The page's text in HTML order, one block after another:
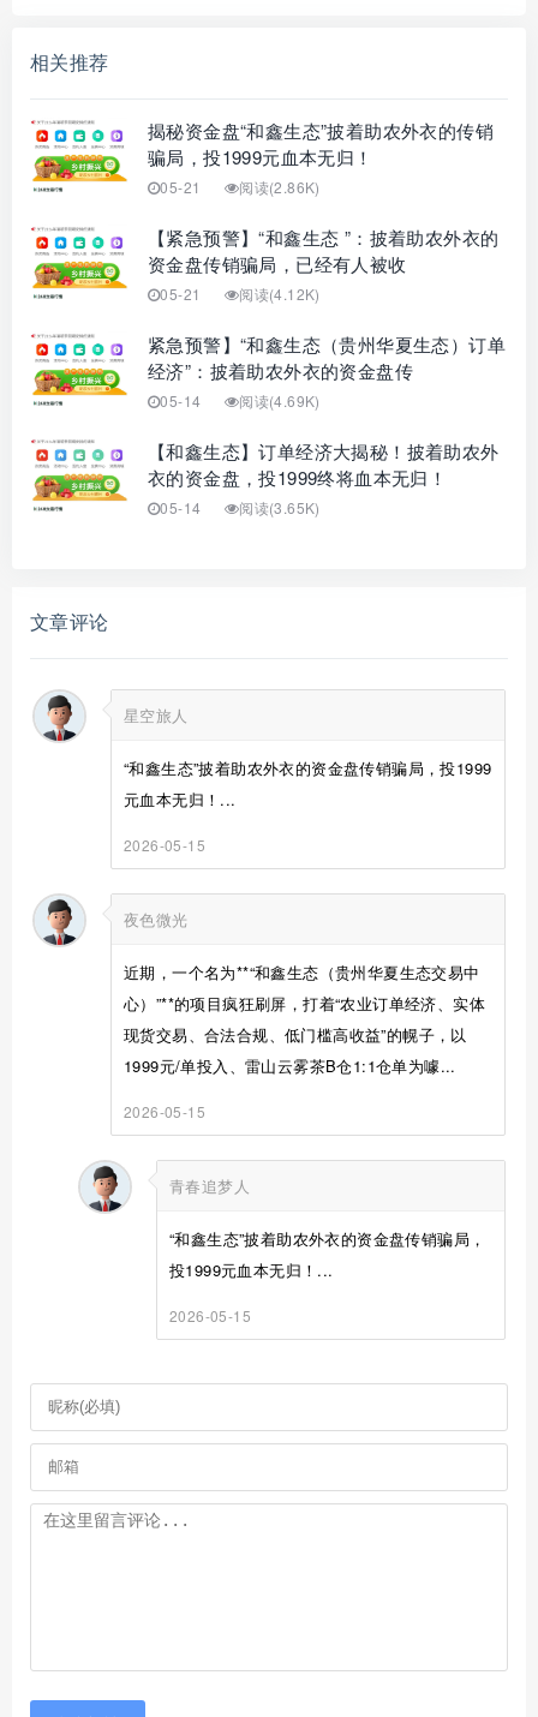
相关推荐
揭秘资金盘“和鑫生态”披着助农外衣的传销
骗局，投1999元血本无归！
05-21 阅读(2.86K)
【紧急预警】“和鑫生态 ”：披着助农外衣的
资金盘传销骗局，已经有人被收
05-21 阅读(4.12K)
紧急预警】“和鑫生态（贵州华夏生态）订单
经济”：披着助农外衣的资金盘传
05-14 阅读(4.69K)
【和鑫生态】订单经济大揭秘！披着助农外
衣的资金盘，投1999终将血本无归！
05-14 阅读(3.65K)
文章评论
星空旅人
“和鑫生态”披着助农外衣的资金盘传销骗局，投1999
元血本无归！...
2026-05-15
夜色微光
近期，一个名为**“和鑫生态（贵州华夏生态交易中
心）”**的项目疯狂刷屏，打着“农业订单经济、实体
现货交易、合法合规、低门槛高收益”的幌子，以
1999元/单投入、雷山云雾茶B仓1:1仓单为噱...
2026-05-15
青春追梦人
“和鑫生态”披着助农外衣的资金盘传销骗局，
投1999元血本无归！...
2026-05-15